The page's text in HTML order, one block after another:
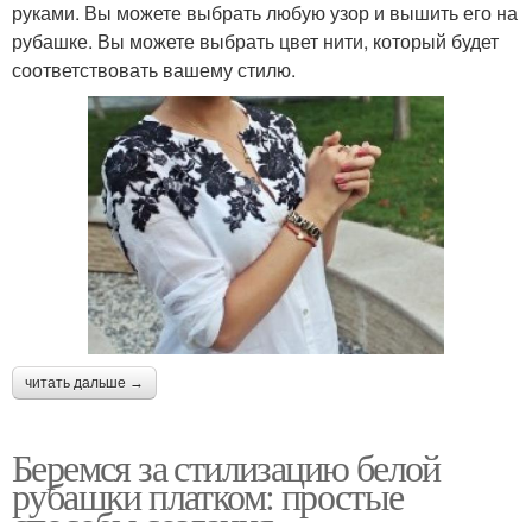
руками. Вы можете выбрать любую узор и вышить его на
рубашке. Вы можете выбрать цвет нити, который будет
соответствовать вашему стилю.
читать дальше →
Беремся за стилизацию белой
рубашки платком: простые